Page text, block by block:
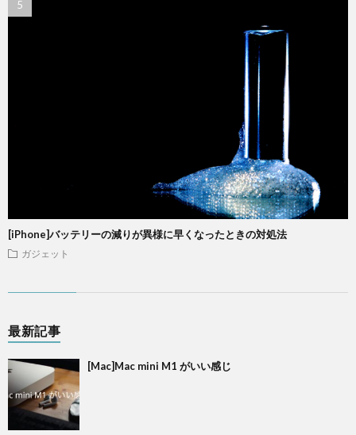
[iPhone]バッテリーの減りが異様に早くなったときの対処法
ガジェット
最新記事
[Mac]Mac mini M1 がいい感じ